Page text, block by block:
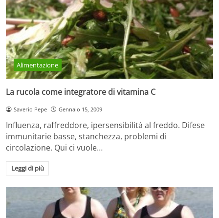
Alimentazione
La rucola come integratore di vitamina C
Saverio Pepe Gennaio 15, 2009
Influenza, raffreddore, ipersensibilità al freddo. Difese
immunitarie basse, stanchezza, problemi di
circolazione. Qui ci vuole…
Leggi di più